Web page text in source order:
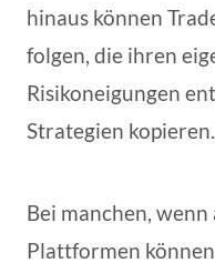
hinaus können
folgen, die ihren
Risikoneigungen
Strategien kopieren.
Bei manchen,
Plattformen